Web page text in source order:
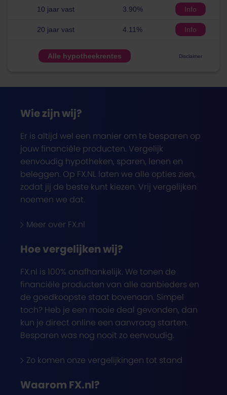
10 jaar vast 3.90% Info
20 jaar vast 4.11% Info
Alle hypotheekrentes Disclaimer
Wie zijn wij?
Er is altijd wel een manier om te besparen op
jouw financiële producten. Vergelijk
eenvoudig hypotheken, sparen, lenen en
beleggen. Op FX.NL laten we alle opties zien,
zodat jij de beste kunt kiezen. Vrij vergelijken
noemen we dat.
Meer over FX.nl
Hoe vergelijken wij?
FX.nl is 100% onafhankelijk. We tonen de
financiële producten van alle aanbieders en
de goedkoopste staat bovenaan. Simpel
toch? Heb je een mooie deal gevonden, dan
kun je direct online een aanvraag starten.
Besparen was nog nooit zo eenvoudig.
Zo komen onze vergelijkingen tot stand
Waarom FX.nl?